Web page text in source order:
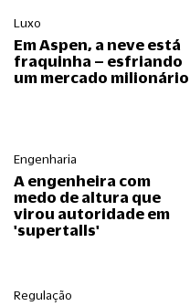
Luxo
Em Aspen, a neve está
fraquinha – esfriando
um mercado milionário
Engenharia
A engenheira com
medo de altura que
virou autoridade em
'supertalls'
Regulação